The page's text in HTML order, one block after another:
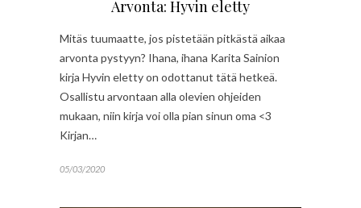
Arvonta: Hyvin eletty
Mitäs tuumaatte, jos pistetään pitkästä aikaa
arvonta pystyyn? Ihana, ihana Karita Sainion
kirja Hyvin eletty on odottanut tätä hetkeä.
Osallistu arvontaan alla olevien ohjeiden
mukaan, niin kirja voi olla pian sinun oma <3
Kirjan…
05/03/2020